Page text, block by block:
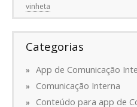
vinheta
Categorias
App de Comunicação
Comunicação Interna
Conteúdo para app de